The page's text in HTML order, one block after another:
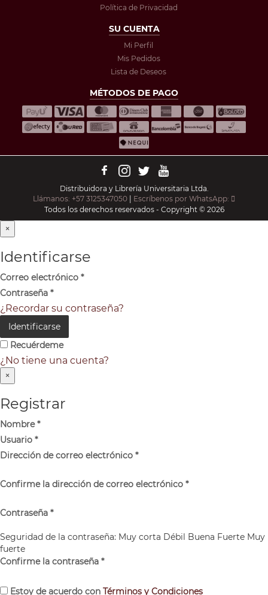
Política de Privacidad
SU CUENTA
Mi Perfil
Mis Pedidos
Lista de Deseos
MÉTODOS DE PAGO
Distribuidora y Librería Universitaria Ltda.
Llámanos: +57 3125347050
Escríbenos por WhatsApp:
Todos los derechos reservados - Copyright © 2026
×
Identificarse
Correo electrónico *
Contraseña *
¿Recordar su contraseña?
Identificarse
Recuérdeme
¿No tiene una cuenta?
×
Registrar
Nombre*
Usuario *
Dirección de correo electrónico *
Confirme la dirección de correo electrónico *
Contraseña *
Seguridad de la contraseña: Muy corta Débil Buena Fuerte Muy
fuerte
Confirme la contraseña *
Estoy de acuerdo con Términos y Condiciones